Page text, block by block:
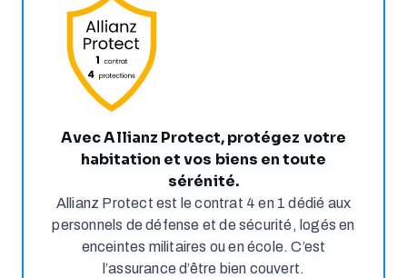
Avec Allianz Protect, protégez votre
habitation et vos biens en toute
sérénité.
Allianz Protect est le contrat 4 en 1 dédié aux
personnels de défense et de sécurité, logés en
enceintes militaires ou en école. C’est
l’assurance d’être bien couvert.